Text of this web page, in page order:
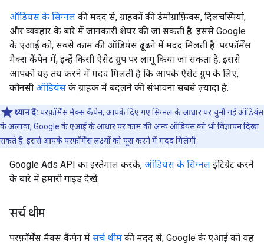
ऑडियंस के सिग्नल की मदद से, ग्राहकों की डेमोग्राफ़िक्स, दिलचस्पियां,
और व्यवहार के बारे में जानकारी शेयर की जा सकती है. इससे Google
के एआई को, सबसे काम की ऑडियंस ढूंढने में मदद मिलती है. परफ़ॉर्मेंस
मैक्स कैंपेन में, इन्हें किसी ऐसेट ग्रुप पर लागू किया जा सकता है. इससे
आपको यह तय करने में मदद मिलती है कि आपके ऐसेट ग्रुप के लिए,
कौनसी ऑडियंस के ग्राहक में बदलने की संभावना सबसे ज़्यादा है.
ध्यान दें: परफ़ॉर्मेंस मैक्स कैंपेन, आपके दिए गए सिग्नल के आधार पर चुनी गई ऑडियंस
के अलावा, Google के एआई के आधार पर काम की अन्य ऑडियंस को भी विज्ञापन दिखा
सकते हैं. इससे आपके परफ़ॉर्मेंस लक्ष्यों को पूरा करने में मदद मिलेगी.
Google Ads API का इस्तेमाल करके, ऑडियंस के सिग्नल इंटिग्रेट करने
के बारे में हमारी गाइड देखें.
सर्च थीम
परफ़ॉर्मेंस मैक्स कैंपेन में सर्च थीम की मदद से, Google के एआई को यह